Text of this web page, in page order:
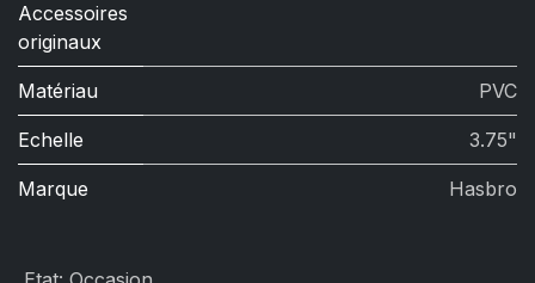
Accessoires
originaux
Matériau PVC
Echelle 3.75"
Marque Hasbro